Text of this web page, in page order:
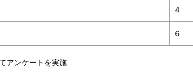
4
6
アンケートを実施